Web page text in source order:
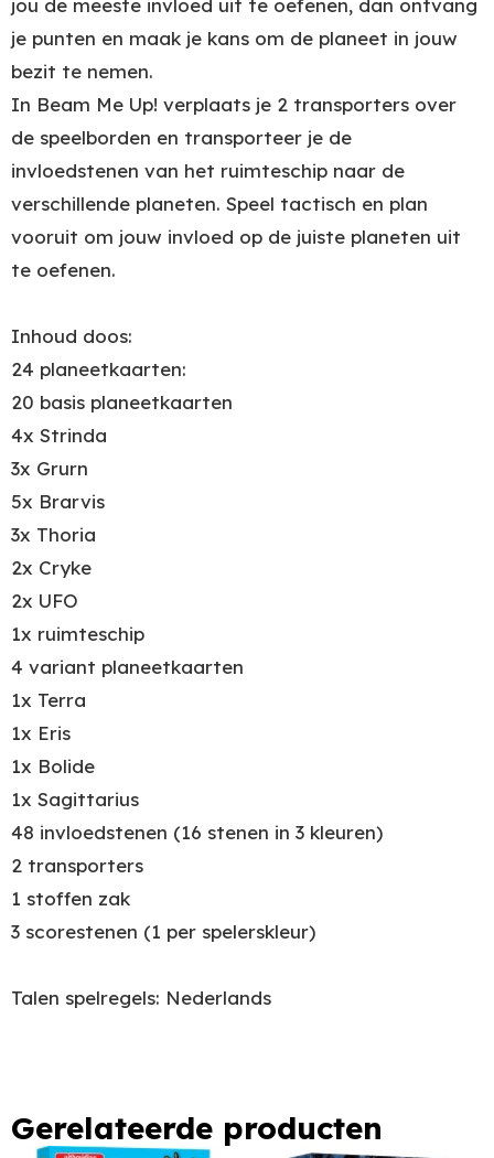
jou de meeste invloed uit te oefenen, dan ontvang
je punten en maak je kans om de planeet in jouw
bezit te nemen.
In Beam Me Up! verplaats je 2 transporters over
de speelborden en transporteer je de
invloedstenen van het ruimteschip naar de
verschillende planeten. Speel tactisch en plan
vooruit om jouw invloed op de juiste planeten uit
te oefenen.
Inhoud doos:
24 planeetkaarten:
20 basis planeetkaarten
4x Strinda
3x Grurn
5x Brarvis
3x Thoria
2x Cryke
2x UFO
1x ruimteschip
4 variant planeetkaarten
1x Terra
1x Eris
1x Bolide
1x Sagittarius
48 invloedstenen (16 stenen in 3 kleuren)
2 transporters
1 stoffen zak
3 scorestenen (1 per spelerskleur)
Talen spelregels: Nederlands
Gerelateerde producten